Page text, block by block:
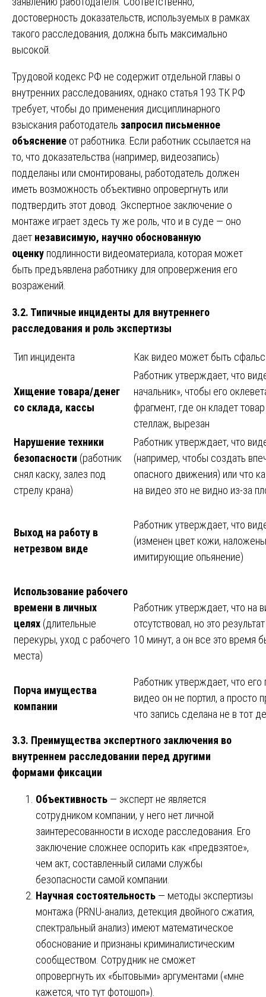
достоверность доказательств, используемых в рамках
такого расследования, должна быть максимально
высокой.
Трудовой кодекс РФ не содержит отдельной главы о
внутренних расследованиях, однако статья 193 ТК РФ
требует, чтобы до применения дисциплинарного
взыскания работодатель запросил письменное
объяснение от работника. Если работник ссылается на
то, что доказательства (например, видеозапись)
подделаны или смонтированы, работодатель должен
иметь возможность объективно опровергнуть или
подтвердить этот довод. Экспертное заключение о
монтаже играет здесь ту же роль, что и в суде — оно
дает независимую, научно обоснованную
оценку подлинности видеоматериала, которая может
быть предъявлена работнику для опровержения его
возражений.
3.2. Типичные инциденты для внутреннего
расследования и роль экспертизы
Тип инцидента Как видео может быть
Хищение товара/денег
со склада, кассы
Работник утверждает, что
начальник», чтобы его
фрагмент, где он кладет
стеллаж, вырезан
Нарушение техники
безопасности (работник
снял каску, залез под
стрелу крана)
Работник утверждает, что
(например, чтобы создать
опасного движения) или что
на видео это не видно из-за
Выход на работу в
нетрезвом виде
Работник утверждает, что
(изменен цвет кожи,
имитирующие опьянение)
Использование рабочего
времени в личных
целях (длительные
перекуры, уход с рабочего
места)
Работник утверждает, что на
отсутствовал, но это
10 минут, а он все это время
Порча имущества
компании
Работник утверждает, что
видео он не портил, а просто
что запись сделана не в тот
3.3. Преимущества экспертного заключения во
внутреннем расследовании перед другими
формами фиксации
Объективность — эксперт не является
сотрудником компании, у него нет личной
заинтересованности в исходе расследования. Его
заключение сложнее оспорить как «предвзятое»,
чем акт, составленный силами службы
безопасности самой компании.
Научная состоятельность — методы экспертизы
монтажа (PRNU-анализ, детекция двойного сжатия,
спектральный анализ) имеют математическое
обоснование и признаны криминалистическим
сообществом. Сотрудник не сможет
опровергнуть их «бытовыми» аргументами («мне
кажется, что тут фотошоп»).